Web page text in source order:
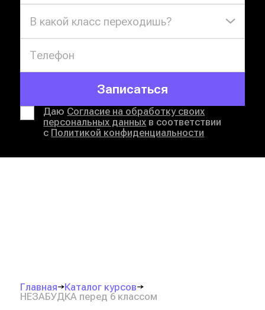
В какой класс переходишь?
Записаться
Даю Согласие на обработку своих
персональных данных в соответствии
с Политикой конфиденциальности
Главная
Каталог курсов
НЕЗАБУДКА перед 6 классом